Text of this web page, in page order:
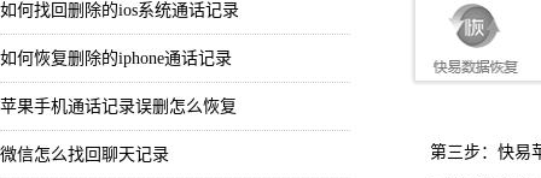
如何找回删除的ios系统通话记录
如何恢复删除的iphone通话记录
苹果手机通话记录误删怎么恢复
微信怎么找回聊天记录
第三步：快易